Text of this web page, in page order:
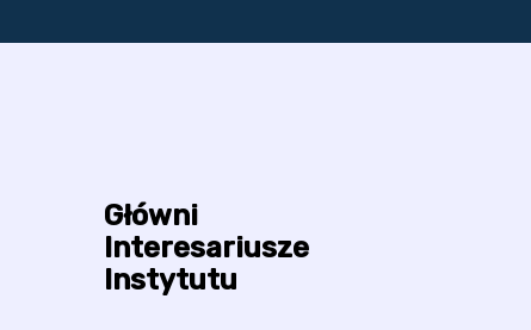
Główni
Interesariusze
Instytutu